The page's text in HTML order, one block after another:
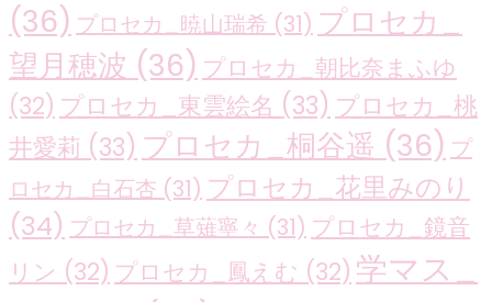
(36) プロセカ_暁山瑞希 (31) プロセカ_
望月穂波 (36) プロセカ_朝比奈まふゆ
(32) プロセカ_東雲絵名 (33) プロセカ_桃
井愛莉 (33) プロセカ_桐谷遥 (36) プ
ロセカ_白石杏 (31) プロセカ_花里みのり
(34) プロセカ_草薙寧々 (31) プロセカ_鏡音
リン (32) プロセカ_鳳えむ (32) 学マス_